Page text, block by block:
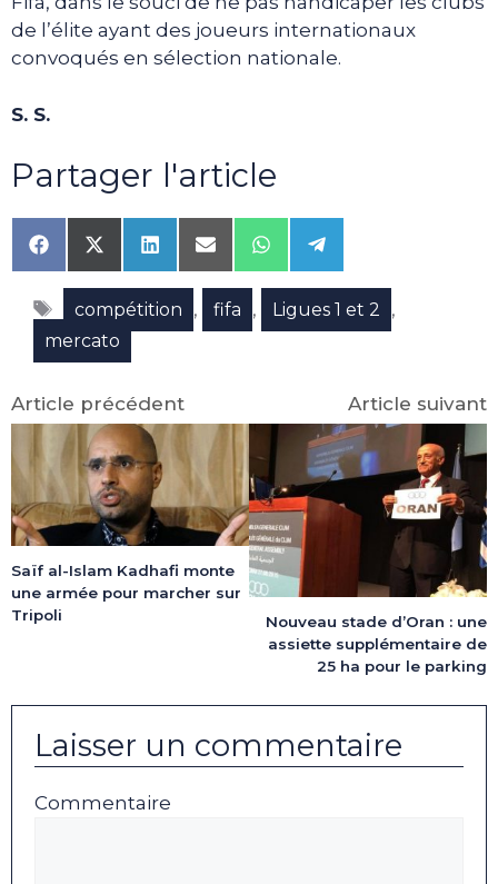
de l’élite ayant des joueurs internationaux
convoqués en sélection nationale.
S. S.
Partager l'article
Share
on
Facebook
Share
on
X
(Twitter)
Share
on
LinkedIn
Share
on
Email
Share
on
WhatsApp
Share
on
Telegram
Étiquettes
compétition , fifa , Ligues 1 et 2 ,
mercato
Article précédent
Saïf al-Islam Kadhafi monte
une armée pour marcher sur
Tripoli
Article suivant
Nouveau stade d’Oran : une
assiette supplémentaire de
25 ha pour le parking
Laisser un commentaire
Commentaire